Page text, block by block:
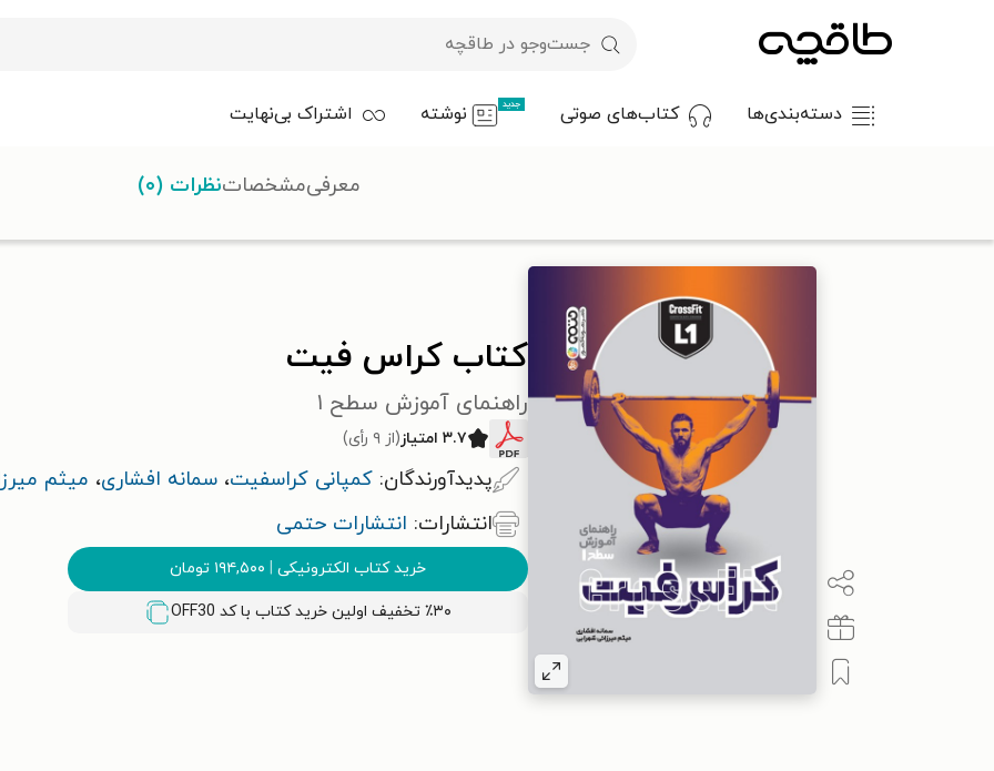
دسته‌بندی‌ها کتاب‌های صوتی جدید نوشته اشتراک بی‌نهایت
کتاب کراس فیت
راهنمای آموزش سطح ۱
۳.۷ امتیاز (از ۹ رأی)
پدیدآورندگان: کمپانی کراسفیت، سمانه افشاری، میثم
انتشارات: انتشارات حتمی
خرید کتاب الکترونیکی | ۱۹۴,۵۰۰ تومان
٪۳۰ تخفیف اولین خرید کتاب با کد OFF30
معرفیمشخصاتنظرات (۰)